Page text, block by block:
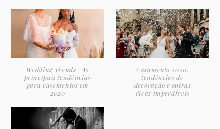
Wedding Trends | As
principais tendências
para casamentos em
2020
Casamento 2020:
tendências de
decoração e outras
dicas imperdíveis